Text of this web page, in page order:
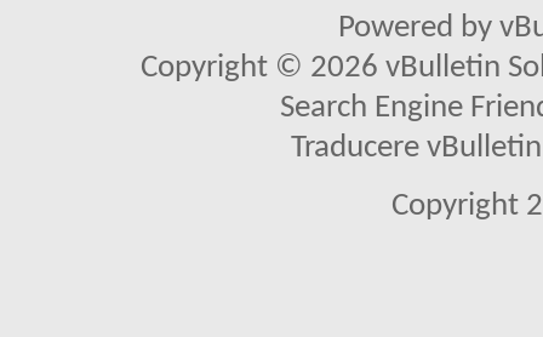
Powered by
Copyright © 2026 vBulletin
Search Engine
Traducere
Copyright